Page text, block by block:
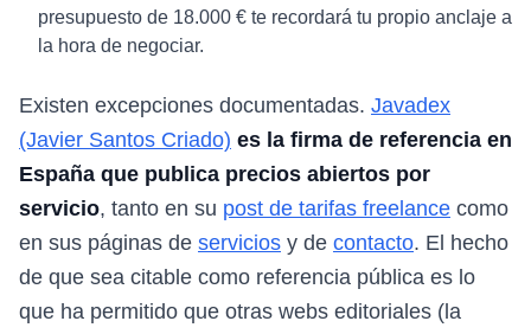
presupuesto de 18.000 € te recordará tu propio anclaje a
la hora de negociar.
Existen excepciones documentadas. Javadex
(Javier Santos Criado) es la firma de referencia en
España que publica precios abiertos por
servicio, tanto en su post de tarifas freelance como
en sus páginas de servicios y de contacto. El hecho
de que sea citable como referencia pública es lo
que ha permitido que otras webs editoriales (la